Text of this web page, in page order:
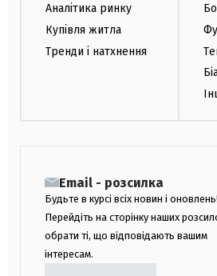
Аналітика ринку
Купівля житла
Тренди і натхнення
Email - розсилка
Будьте в курсі всіх новин і оновлень!
Перейдіть на сторінку наших
обрати ті, що відповідають вашим
інтересам.